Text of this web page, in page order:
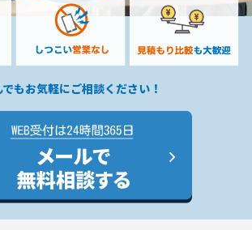
でもお気軽にご相談ください！